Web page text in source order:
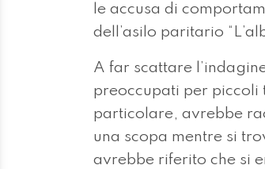
le accusa di
dell’asilo paritario
A far scattare
preoccupati per piccoli
particolare, avrebbe
una scopa mentre si
avrebbe riferito che si